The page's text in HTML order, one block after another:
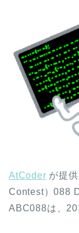
AtCoder が提
Contest）088
ABC088は、